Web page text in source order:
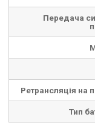
Передача
Ретрансляція на
Тип